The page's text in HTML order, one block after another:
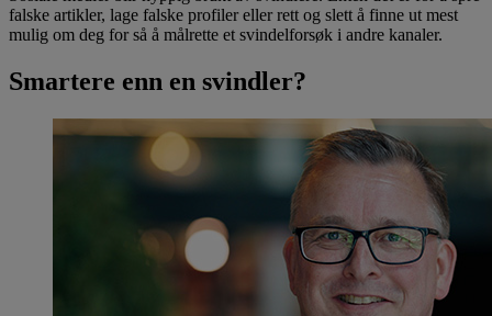
falske artikler, lage falske profiler eller rett og slett å finne ut mest
mulig om deg for så å målrette et svindelforsøk i andre kanaler.
Smartere enn en svindler?